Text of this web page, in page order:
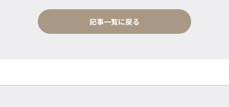
記事一覧に戻る